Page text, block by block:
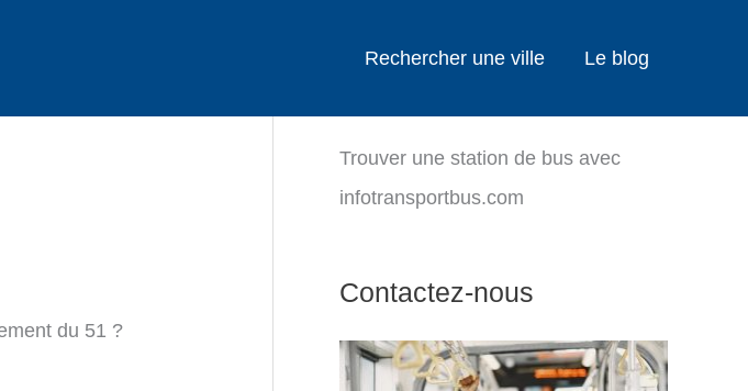
Rechercher une ville Le blog
du 51 ?
Trouver une station de bus avec
infotransportbus.com
Contactez-nous